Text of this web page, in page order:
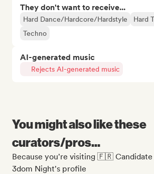
They don't want to receive...
Hard Dance/Hardcore/Hardstyle
Hard
Techno
AI-generated music
Rejects AI-generated music
You might also like these
curators/pros...
Because you're visiting 🇫🇷 Candidate
3dom Night's profile